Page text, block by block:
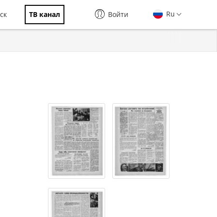
ТВ канал Ru
Войти